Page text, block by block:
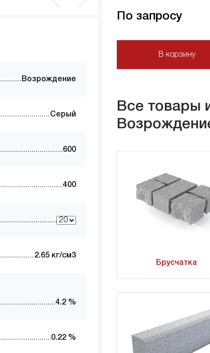
По запросу
В корзину
Все товары
Брусчатка
Возрождение
Серый
600
400
2.65 кг/см3
4.2 %
0.22 %